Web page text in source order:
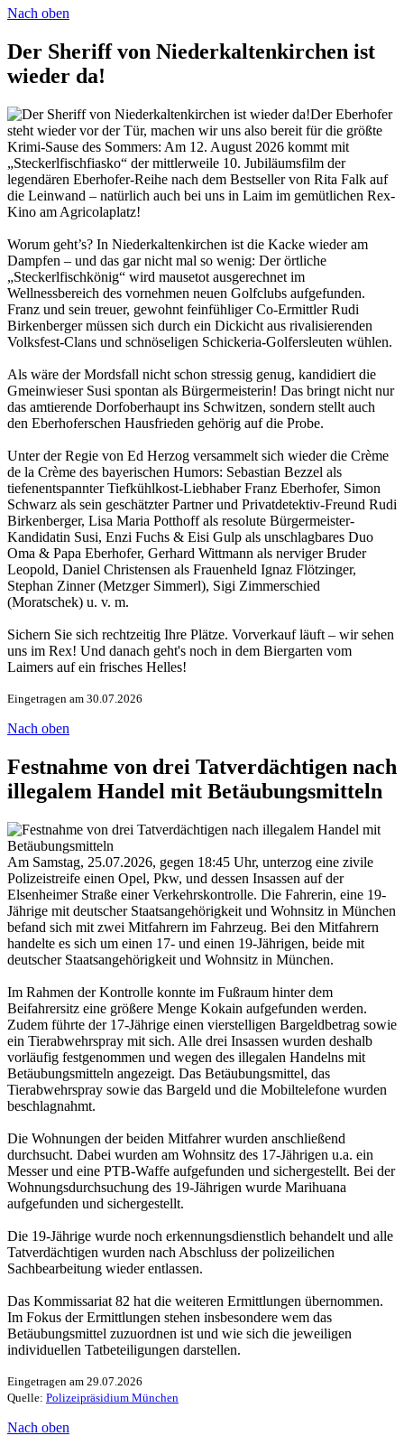
Nach oben
Der Sheriff von Niederkaltenkirchen ist
wieder da!
Der Eberhofer
steht wieder vor der Tür, machen wir uns also bereit für die größte
Krimi-Sause des Sommers: Am 12. August 2026 kommt mit
„Steckerlfischfiasko“ der mittlerweile 10. Jubiläumsfilm der
legendären Eberhofer-Reihe nach dem Bestseller von Rita Falk auf
die Leinwand – natürlich auch bei uns in Laim im gemütlichen Rex-
Kino am Agricolaplatz!
Worum geht’s? In Niederkaltenkirchen ist die Kacke wieder am
Dampfen – und das gar nicht mal so wenig: Der örtliche
„Steckerlfischkönig“ wird mausetot ausgerechnet im
Wellnessbereich des vornehmen neuen Golfclubs aufgefunden.
Franz und sein treuer, gewohnt feinfühliger Co-Ermittler Rudi
Birkenberger müssen sich durch ein Dickicht aus rivalisierenden
Volksfest-Clans und schnöseligen Schickeria-Golfersleuten wühlen.
Als wäre der Mordsfall nicht schon stressig genug, kandidiert die
Gmeinwieser Susi spontan als Bürgermeisterin! Das bringt nicht nur
das amtierende Dorfoberhaupt ins Schwitzen, sondern stellt auch
den Eberhoferschen Hausfrieden gehörig auf die Probe.
Unter der Regie von Ed Herzog versammelt sich wieder die Crème
de la Crème des bayerischen Humors: Sebastian Bezzel als
tiefenentspannter Tiefkühlkost-Liebhaber Franz Eberhofer, Simon
Schwarz als sein geschätzter Partner und Privatdetektiv-Freund Rudi
Birkenberger, Lisa Maria Potthoff als resolute Bürgermeister-
Kandidatin Susi, Enzi Fuchs & Eisi Gulp als unschlagbares Duo
Oma & Papa Eberhofer, Gerhard Wittmann als nerviger Bruder
Leopold, Daniel Christensen als Frauenheld Ignaz Flötzinger,
Stephan Zinner (Metzger Simmerl), Sigi Zimmerschied
(Moratschek) u. v. m.
Sichern Sie sich rechtzeitig Ihre Plätze. Vorverkauf läuft – wir sehen
uns im Rex! Und danach geht's noch in dem Biergarten vom
Laimers auf ein frisches Helles!
Eingetragen am 30.07.2026
Nach oben
Festnahme von drei Tatverdächtigen nach
illegalem Handel mit Betäubungsmitteln
Am Samstag, 25.07.2026, gegen 18:45 Uhr, unterzog eine zivile
Polizeistreife einen Opel, Pkw, und dessen Insassen auf der
Elsenheimer Straße einer Verkehrskontrolle. Die Fahrerin, eine 19-
Jährige mit deutscher Staatsangehörigkeit und Wohnsitz in München
befand sich mit zwei Mitfahrern im Fahrzeug. Bei den Mitfahrern
handelte es sich um einen 17- und einen 19-Jährigen, beide mit
deutscher Staatsangehörigkeit und Wohnsitz in München.
Im Rahmen der Kontrolle konnte im Fußraum hinter dem
Beifahrersitz eine größere Menge Kokain aufgefunden werden.
Zudem führte der 17-Jährige einen vierstelligen Bargeldbetrag sowie
ein Tierabwehrspray mit sich. Alle drei Insassen wurden deshalb
vorläufig festgenommen und wegen des illegalen Handelns mit
Betäubungsmitteln angezeigt. Das Betäubungsmittel, das
Tierabwehrspray sowie das Bargeld und die Mobiltelefone wurden
beschlagnahmt.
Die Wohnungen der beiden Mitfahrer wurden anschließend
durchsucht. Dabei wurden am Wohnsitz des 17-Jährigen u.a. ein
Messer und eine PTB-Waffe aufgefunden und sichergestellt. Bei der
Wohnungsdurchsuchung des 19-Jährigen wurde Marihuana
aufgefunden und sichergestellt.
Die 19-Jährige wurde noch erkennungsdienstlich behandelt und alle
Tatverdächtigen wurden nach Abschluss der polizeilichen
Sachbearbeitung wieder entlassen.
Das Kommissariat 82 hat die weiteren Ermittlungen übernommen.
Im Fokus der Ermittlungen stehen insbesondere wem das
Betäubungsmittel zuzuordnen ist und wie sich die jeweiligen
individuellen Tatbeteiligungen darstellen.
Eingetragen am 29.07.2026
Quelle: Polizeipräsidium München
Nach oben